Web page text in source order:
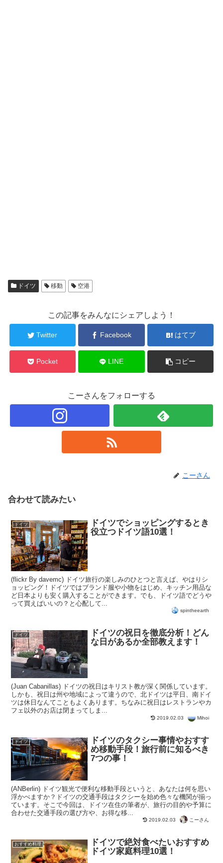
ドイツ 移動 空港
この記事をみんなにシェアしよう！
Twitter Facebook はてブ
Pocket LINE コピー
こーさんをフォローする
こーさん
合わせて読みたい
ドイツ
ドイツでショッピングするとき
役立つドイツ語10選！
(flickr By davemc) ドイツ旅行の楽しみのひとつと言えば、やはりシ
ョッピング！ドイツではブランド服や小物をはじめ、キッチン用品な
ど日本よりも安く購入することができます。でも、ドイツ語でどうや
って買えばいいの？と心配して...
spintheearth
ドイツ
ドイツの祝日を徹底分析！どん
な日があるか全部教えます！
(Juan Cabanillas) ドイツの祝日はキリスト教が深く関係しています。
しかも、祝日は州や地域によって違うので、北ドイツは平日、南ドイ
ツは休日なんてこともよくあります。ちなみに祝日はレストランやカ
フェ以外のお店は閉まってしま...
2019.02.03 Mihoi
ドイツ
ドイツのタクシー事情やおすす
め移動手段！旅行前に知るべき
7つの事！
(ANBerlin) ドイツ観光で便利な移動手段というと、あなたは何を思い
浮かべますか？ドイツの交通手段はタクシーを始め色々な機関が揃っ
ています。そこで今回は、ドイツ在住の筆者が、旅行の目的や予算に
合わせた交通手段の選び方や、お得な移...
2019.02.03 こーさん
おすすめ料理
ドイツで絶対食べたいおすすめ
ドイツ家庭料理10選！